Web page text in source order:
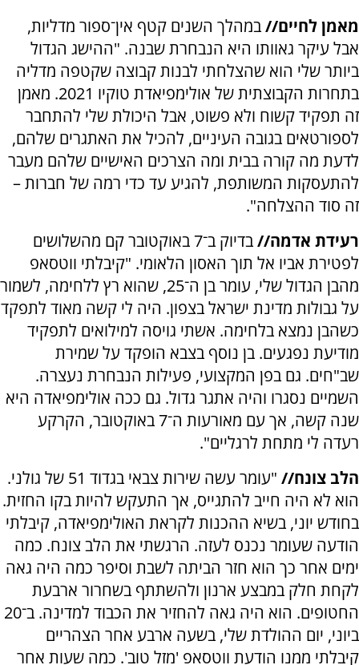
מאמן לחיים//במהלך השנים קטף אין־ספור מדליות,
אבל עיקר גאוותו היא הנבחרת שבנה. "ההישג הגדול
ביותר שלי הוא שהצלחתי לבנות קבוצה שקטפה מדליה
בתחרות הקבוצתית של אולימפיאדת טוקיו 2021. מאמן
זה תפקיד קשוח ולא פשוט, אבל היכולת שלי להתחבר
לספורטאים בגובה העיניים, להכיל את האתגרים שלהם,
לדעת מה קורה בבית ומה הצרכים האישיים שלהם מעבר
להתעסקות המשותפת, להגיע עד כדי רמה של חברות –
זה סוד ההצלחה".
רעידת אדמה//
בדיוק ב־7 באוקטובר קם מהשלושים
לפטירת אביו אל תוך האסון הלאומי. "קיבלתי ווטסאפ
מהבן הגדול שלי, עומר בן ה־25, שהוא רץ ללחימה, לשמור
על גבולות מדינת ישראל בצפון. היה לי קשה מאוד לתפקד
כשהבן נמצא בלחימה. אשתי גויסה למילואים לתפקיד
מודיעת נפגעים. בן נוסף בצבא הופקד על שמירת
שב"חים. גם בפן המקצועי, פעילות הנבחרת נעצרה.
השמיים נסגרו והיה אתגר גדול. גם ככה אולימפיאדה היא
שנה קשה, אך עם מאורעות ה־7 באוקטובר, הקרקע
רעדה לי מתחת לרגליים".
הלב צונח//
"עומר עשה שירות צבאי בגדוד 51 של גולני.
הוא לא היה חייב להתגייס, אך התעקש להיות בקו החזית.
בחודש יוני, בשיא ההכנות לקראת האולימפיאדה, קיבלתי
הודעה שעומר נכנס לעזה. הרגשתי את הלב צונח. כמה
ימים אחר כך הוא חזר הביתה לשבת וסיפר כמה היה גאה
לקחת חלק במבצע ארנון ולהשתתף בשחרור ארבעת
החטופים. הוא היה גאה להחזיר את הכבוד למדינה. ב־20
ביוני, יום ההולדת שלי, בשעה ארבע אחר הצהריים
קיבלתי ממנו הודעת ווטסאפ 'מזל טוב'. כמה שעות אחר